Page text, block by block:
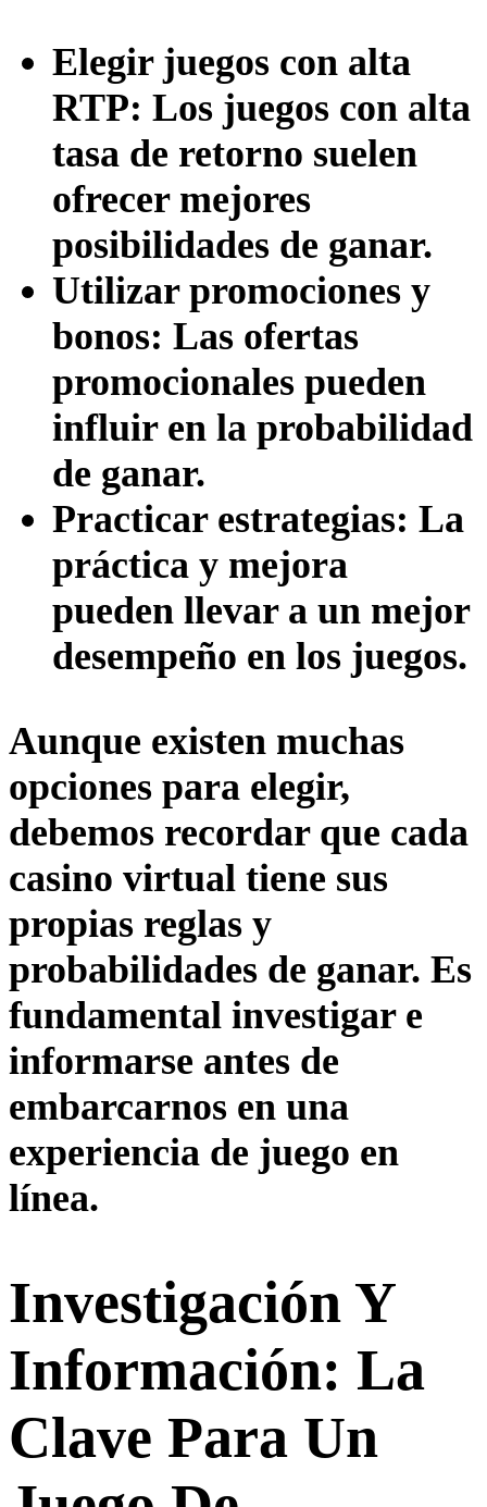
Elegir juegos con alta
RTP: Los juegos con alta
tasa de retorno suelen
ofrecer mejores
posibilidades de ganar.
Utilizar promociones y
bonos: Las ofertas
promocionales pueden
influir en la probabilidad
de ganar.
Practicar estrategias: La
práctica y mejora
pueden llevar a un mejor
desempeño en los juegos.
Aunque existen muchas
opciones para elegir,
debemos recordar que cada
casino virtual tiene sus
propias reglas y
probabilidades de ganar. Es
fundamental investigar e
informarse antes de
embarcarnos en una
experiencia de juego en
línea.
Investigación Y
Información: La
Clave Para Un